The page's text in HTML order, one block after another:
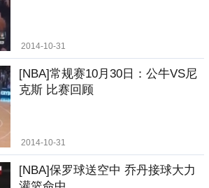
2014-10-31
[NBA]常规赛10月30日：公牛VS尼
克斯 比赛回顾
2014-10-31
[NBA]保罗球送空中 乔丹接球大力